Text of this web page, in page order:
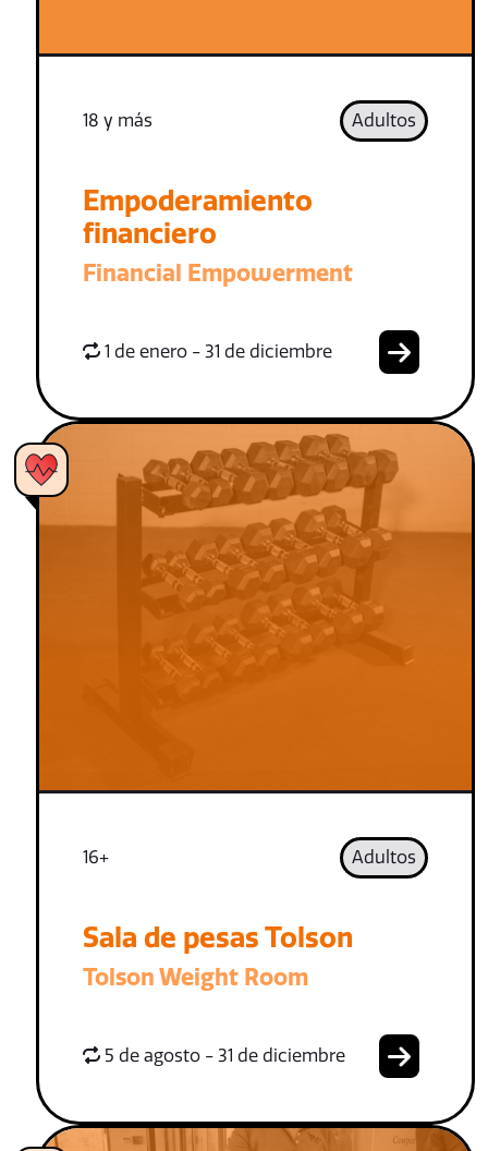
18 y más Adultos
Empoderamiento
financiero
Financial Empowerment
1 de enero - 31 de diciembre
16+ Adultos
Sala de pesas Tolson
Tolson Weight Room
5 de agosto - 31 de diciembre